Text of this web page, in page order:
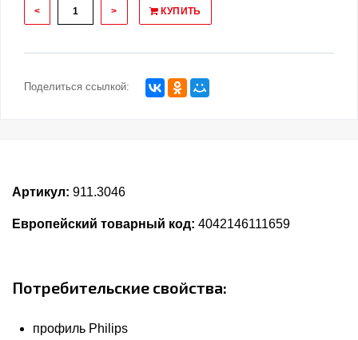
< > КУПИТЬ
Поделиться ссылкой:
Артикул: 911.3046
Европейский товарный код: 4042146111659
Потребительские свойства:
профиль Philips